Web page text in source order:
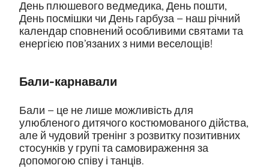
День плюшевого ведмедика, День пошти,
День посмішки чи День гарбуза – наш річний
календар сповнений особливими святами та
енергією пов’язаних з ними веселощів!
Бали-карнавали
Бали – це не лише можливість для
улюбленого дитячого костюмованого дійства,
але й чудовий тренінг з розвитку позитивних
стосунків у групі та самовираження за
допомогою співу і танців.